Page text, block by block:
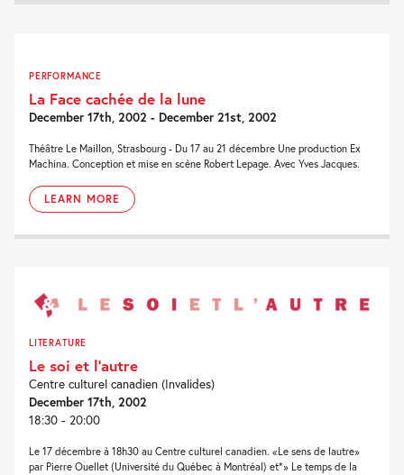
PERFORMANCE
La Face cachée de la lune
December 17th, 2002 - December 21st, 2002
Théâtre Le Maillon, Strasbourg - Du 17 au 21 décembre Une production Ex
Machina. Conception et mise en scène Robert Lepage. Avec Yves Jacques.
LEARN MORE
LITERATURE
Le soi et l’autre
Centre culturel canadien (Invalides)
December 17th, 2002
18:30 - 20:00
Le 17 décembre à 18h30 au Centre culturel canadien. «Le sens de lautre»
par Pierre Ouellet (Université du Québec à Montréal) et*» Le temps de la